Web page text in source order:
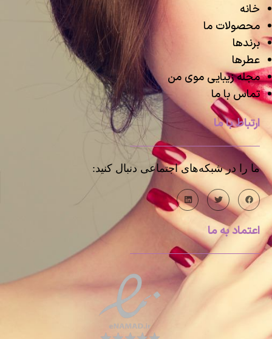
خانه
محصولات ما
برندها
عطرها
مجله زیبایی موی من
تماس با ما
ارتباط با ما
ما را در شبکه‌های اجتماعی دنبال کنید:
اعتماد به ما